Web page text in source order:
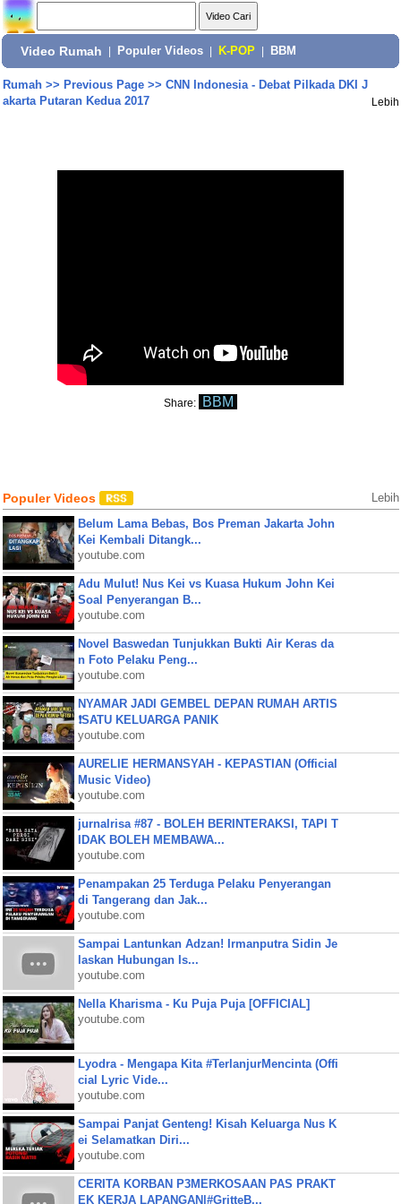
Video Rumah Populer Videos K-POP BBM
Rumah>> Previous Page>> CNN Indonesia - Debat Pilkada DKI J
akarta Putaran Kedua 2017
Lebih
Share: BBM
Populer Videos Lebih
Belum Lama Bebas, Bos Preman Jakarta John
Kei Kembali Ditangk...
youtube.com
Adu Mulut! Nus Kei vs Kuasa Hukum John Kei
Soal Penyerangan B...
youtube.com
Novel Baswedan Tunjukkan Bukti Air Keras da
n Foto Pelaku Peng...
youtube.com
NYAMAR JADI GEMBEL DEPAN RUMAH ARTIS
❗SATU KELUARGA PANIK
youtube.com
AURELIE HERMANSYAH - KEPASTIAN (Official
Music Video)
youtube.com
jurnalrisa #87 - BOLEH BERINTERAKSI, TAPI T
IDAK BOLEH MEMBAWA...
youtube.com
Penampakan 25 Terduga Pelaku Penyerangan
di Tangerang dan Jak...
youtube.com
Sampai Lantunkan Adzan! Irmanputra Sidin Je
laskan Hubungan Is...
youtube.com
Nella Kharisma - Ku Puja Puja [OFFICIAL]
youtube.com
Lyodra - Mengapa Kita #TerlanjurMencinta (Offi
cial Lyric Vide...
youtube.com
Sampai Panjat Genteng! Kisah Keluarga Nus K
ei Selamatkan Diri...
youtube.com
CERITA KORBAN P3MERKOSAAN PAS PRAKT
EK KERJA LAPANGAN|#GritteB...